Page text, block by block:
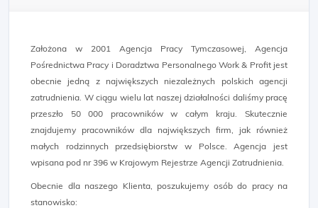
Założona w 2001 Agencja Pracy Tymczasowej, Agencja
Pośrednictwa Pracy i Doradztwa Personalnego Work & Profit jest
obecnie jedną z największych niezależnych polskich agencji
zatrudnienia. W ciągu wielu lat naszej działalności daliśmy pracę
przeszło 50 000 pracowników w całym kraju. Skutecznie
znajdujemy pracowników dla największych firm, jak również
małych rodzinnych przedsiębiorstw w Polsce. Agencja jest
wpisana pod nr 396 w Krajowym Rejestrze Agencji Zatrudnienia.
Obecnie dla naszego Klienta, poszukujemy osób do pracy na
stanowisko: